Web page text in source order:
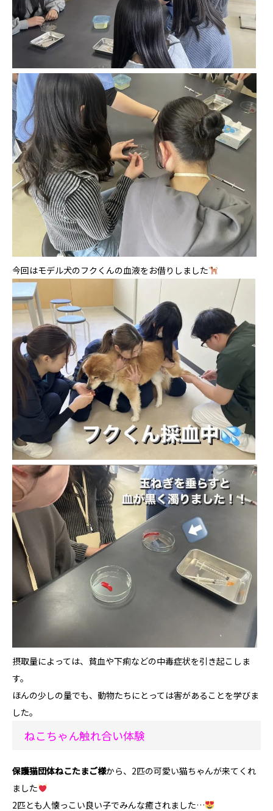
今回はモデル犬のフクくんの血液をお借りしました
摂取量によっては、貧血や下痢などの中毒症状を引き起こしま
す。
ほんの少しの量でも、動物たちにとっては害があることを学びま
した。
ねこちゃん触れ合い体験
保護猫団体ねこたまご様から、2匹の可愛い猫ちゃんが来てくれ
ました
2匹とも人懐っこい良い子でみんな癒されました…